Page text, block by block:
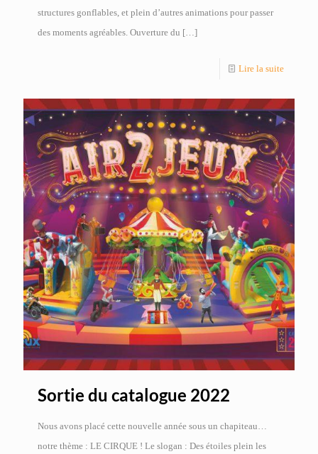
structures gonflables, et plein d’autres animations pour passer
des moments agréables. Ouverture du […]
Lire la suite
Sortie du catalogue 2022
Nous avons placé cette nouvelle année sous un chapiteau…
notre thème : LE CIRQUE ! Le slogan : Des étoiles plein les